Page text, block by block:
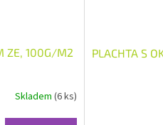
ZE, 100G/M2
Skladem (6 ks)
PLACHTA S